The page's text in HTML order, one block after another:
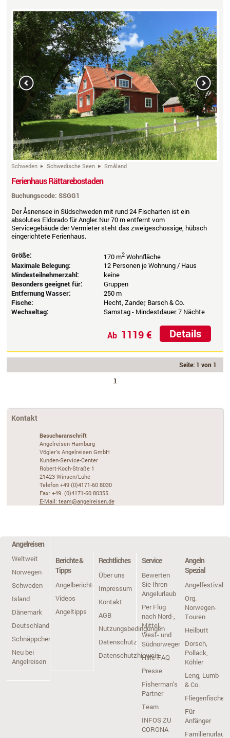
Previous Next
Schweden Schwedische Seen Småland
Ferienhaus Rättarebostaden
Buchungscode: SSGG1
Der Åsnensee in Südschweden mit rund 24 Fischarten ist ein
absolutes Eldorado für Angler. Nur 70 m entfernt vom
Servicegebäude der Vermieter steht das zweigeschossige, hübsch
eingerichtete Ferienhaus.
Größe: 170 m2Wohnfläche
Maximale Belegung:
12 Personen je Wohnung / Haus
Mindesteilnehmerzahl:
keine
Besonders geeignet für:
Gruppen
Entfernung Wasser:
250 m
Fische:
Hecht, Zander, Barsch & Co.
Wechseltag:
Samstag - Mindestdauer: 7 Nächte
Details
Ab 1119 €
Seite: 1 von 1
1
Kontakt
Besucheranschrift
Angelreisen Hamburg
Vögler's Angelreisen GmbH
Kunden-Service-Center
Robert-Koch-Straße 1
21423 Winsen/Luhe
Telefon +49 (0)4171-60 8030
Fax: +49 (0)4171-60 80355
E-Mail: team@angelreisen.de
Angelreisen
Weltweit
Norwegen
Schweden
Island
Dänemark
Deutschland
Schnäppchen
Neu bei
Angelreisen
Angeln
Spezial
Angelfestivals
Org.
Norwegen-
Touren
Heilbutt
Dorsch,
Pollack,
Köhler
Leng, Lumb
& Co.
Fliegenfischen
Für
Anfänger
Familienurlaub
Berichte &
Tipps
Angelberichte
Videos
Angeltipps
Service
Bewerten
Sie Ihren
Angelurlaub
Per Flug
nach Nord-,
Mittel-,
West- und
Südnorwegen
Hilfe-FAQ
Presse
Fisherman's
Partner
Team
INFOS ZU
CORONA
Rechtliches
Über uns
Impressum
Kontakt
AGB
Nutzungsbedingungen
Datenschutz
Datenschutzhinweis